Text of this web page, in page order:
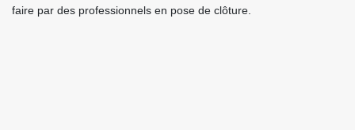
faire par des professionnels en pose de clôture.